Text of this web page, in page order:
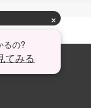
×
るの?
てみる